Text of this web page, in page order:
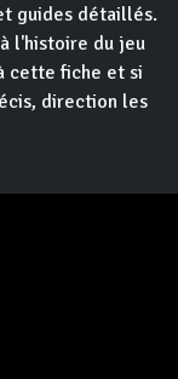
guides détaillés.
l'histoire du jeu
cette fiche et si
direction les